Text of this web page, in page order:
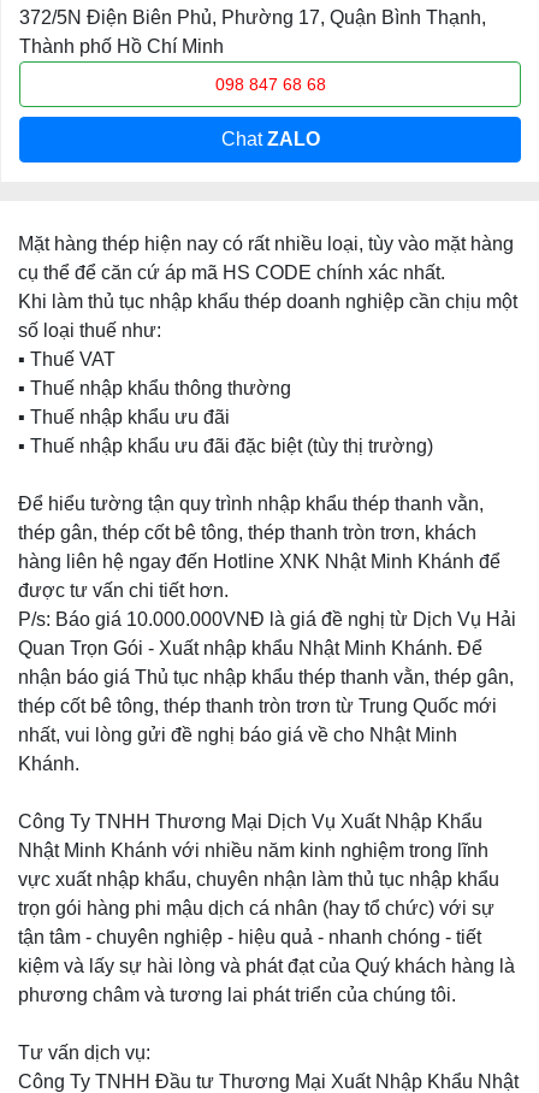
372/5N Điện Biên Phủ, Phường 17, Quận Bình Thạnh,
Thành phố Hồ Chí Minh
098 847 68 68
ChatZALO
Mặt hàng thép hiện nay có rất nhiều loại, tùy vào mặt hàng
cụ thể để căn cứ áp mã HS CODE chính xác nhất.
Khi làm thủ tục nhập khẩu thép doanh nghiệp cần chịu một
số loại thuế như:
▪️ Thuế VAT
▪️ Thuế nhập khẩu thông thường
▪️ Thuế nhập khẩu ưu đãi
▪️ Thuế nhập khẩu ưu đãi đặc biệt (tùy thị trường)
Để hiểu tường tận quy trình nhập khẩu thép thanh vằn,
thép gân, thép cốt bê tông, thép thanh tròn trơn, khách
hàng liên hệ ngay đến Hotline XNK Nhật Minh Khánh để
được tư vấn chi tiết hơn.
P/s: Báo giá 10.000.000VNĐ là giá đề nghị từ Dịch Vụ Hải
Quan Trọn Gói - Xuất nhập khẩu Nhật Minh Khánh. Để
nhận báo giá Thủ tục nhập khẩu thép thanh vằn, thép gân,
thép cốt bê tông, thép thanh tròn trơn từ Trung Quốc mới
nhất, vui lòng gửi đề nghị báo giá về cho Nhật Minh
Khánh.
Công Ty TNHH Thương Mại Dịch Vụ Xuất Nhập Khẩu
Nhật Minh Khánh với nhiều năm kinh nghiệm trong lĩnh
vực xuất nhập khẩu, chuyên nhận làm thủ tục nhập khẩu
trọn gói hàng phi mậu dịch cá nhân (hay tổ chức) với sự
tận tâm - chuyên nghiệp - hiệu quả - nhanh chóng - tiết
kiệm và lấy sự hài lòng và phát đạt của Quý khách hàng là
phương châm và tương lai phát triển của chúng tôi.
Tư vấn dịch vụ:
Công Ty TNHH Đầu tư Thương Mại Xuất Nhập Khẩu Nhật